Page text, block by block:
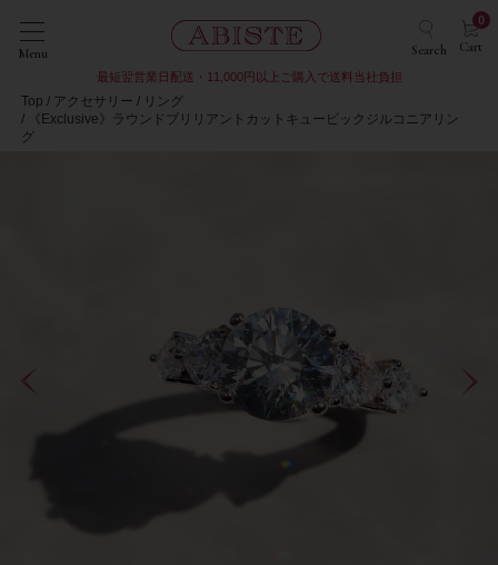
Menu Search Cart
0
最短翌営業日配送・11,000円以上ご購入で送料当社負担
Top アクセサリー
リング
《Exclusive》ラウンドブリリアントカットキュービックジルコニアリン
グ